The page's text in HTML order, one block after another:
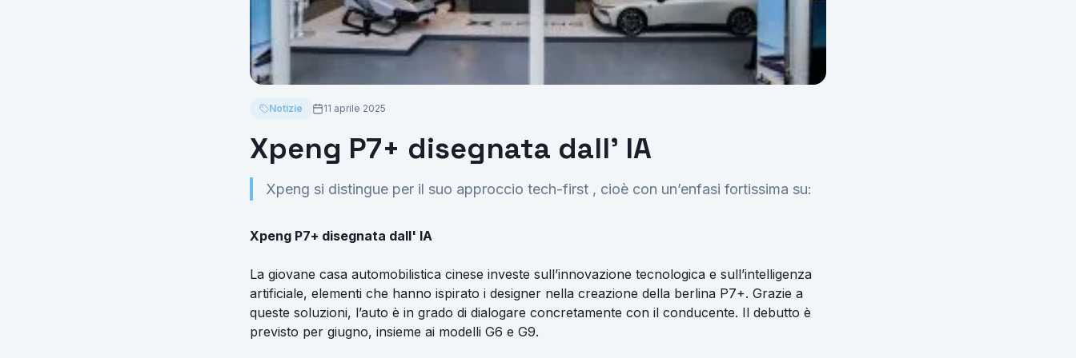
Richiedi Preventivo
Notizie 11 aprile 2025
Xpeng P7+ disegnata dall' IA
Xpeng si distingue per il suo approccio tech-first , cioè con un’enfasi fortissima su:
Xpeng P7+ disegnata dall' IA
La giovane casa automobilistica cinese investe sull’innovazione tecnologica e sull’intelligenza
artificiale, elementi che hanno ispirato i designer nella creazione della berlina P7+. Grazie a
queste soluzioni, l’auto è in grado di dialogare concretamente con il conducente. Il debutto è
previsto per giugno, insieme ai modelli G6 e G9.